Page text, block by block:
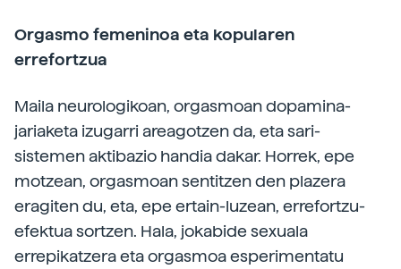
Orgasmo femeninoa eta kopularen
errefortzua
Maila neurologikoan, orgasmoan dopamina-
jariaketa izugarri areagotzen da, eta sari-
sistemen aktibazio handia dakar. Horrek, epe
motzean, orgasmoan sentitzen den plazera
eragiten du, eta, epe ertain-luzean, errefortzu-
efektua sortzen. Hala, jokabide sexuala
errepikatzera eta orgasmoa esperimentatu